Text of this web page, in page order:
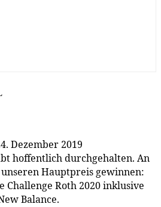
Dezember 2019
hoffentlich durchgehalten. An
Hauptpreis gewinnen:
Roth 2020 inklusive
Balance.